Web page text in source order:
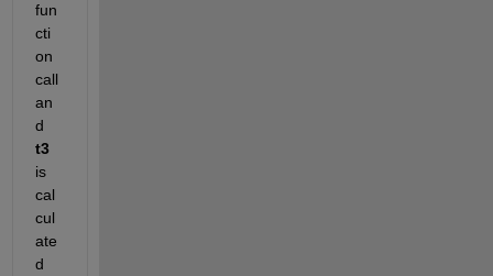
fun
cti
on
call
an
t3
is
cal
cul
ate
d